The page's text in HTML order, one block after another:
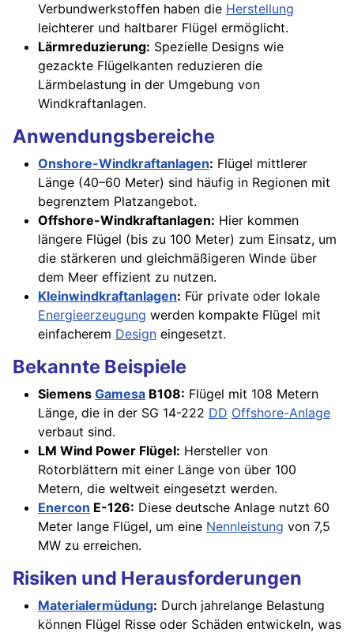
Verbundwerkstoffen haben die Herstellung
leichterer und haltbarer Flügel ermöglicht.
Lärmreduzierung: Spezielle Designs wie
gezackte Flügelkanten reduzieren die
Lärmbelastung in der Umgebung von
Windkraftanlagen.
Anwendungsbereiche
Onshore-Windkraftanlagen: Flügel mittlerer
Länge (40–60 Meter) sind häufig in Regionen mit
begrenztem Platzangebot.
Offshore-Windkraftanlagen: Hier kommen
längere Flügel (bis zu 100 Meter) zum Einsatz, um
die stärkeren und gleichmäßigeren Winde über
dem Meer effizient zu nutzen.
Kleinwindkraftanlagen: Für private oder lokale
Energieerzeugung werden kompakte Flügel mit
einfacherem Design eingesetzt.
Bekannte Beispiele
Siemens Gamesa B108: Flügel mit 108 Metern
Länge, die in der SG 14-222 DD Offshore-Anlage
verbaut sind.
LM Wind Power Flügel: Hersteller von
Rotorblättern mit einer Länge von über 100
Metern, die weltweit eingesetzt werden.
Enercon E-126: Diese deutsche Anlage nutzt 60
Meter lange Flügel, um eine Nennleistung von 7,5
MW zu erreichen.
Risiken und Herausforderungen
Materialermüdung: Durch jahrelange Belastung
können Flügel Risse oder Schäden entwickeln, was